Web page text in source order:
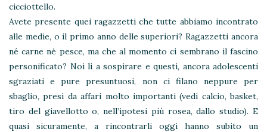
cicciottello.
Avete presente quei ragazzetti che tutte abbiamo incontrato
alle medie, o il primo anno delle superiori? Ragazzetti ancora
né carne né pesce, ma che al momento ci sembrano il fascino
personificato? Noi lì a sospirare e questi, ancora adolescenti
sgraziati e pure presuntuosi, non ci filano neppure per
sbaglio, presi da affari molto importanti (vedi calcio, basket,
tiro del giavellotto o, nell’ipotesi più rosea, dallo studio). E
quasi sicuramente, a rincontrarli oggi hanno subito un